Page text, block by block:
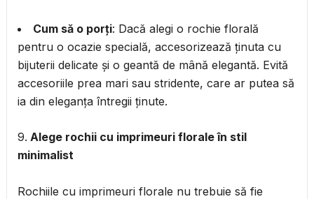
Cum să o porți: Dacă alegi o rochie florală
pentru o ocazie specială, accesorizează ținuta cu
bijuterii delicate și o geantă de mână elegantă. Evită
accesoriile prea mari sau stridente, care ar putea să
ia din eleganța întregii ținute.
Alege rochii cu imprimeuri florale în stil
minimalist
Rochiile cu imprimeuri florale nu trebuie să fie